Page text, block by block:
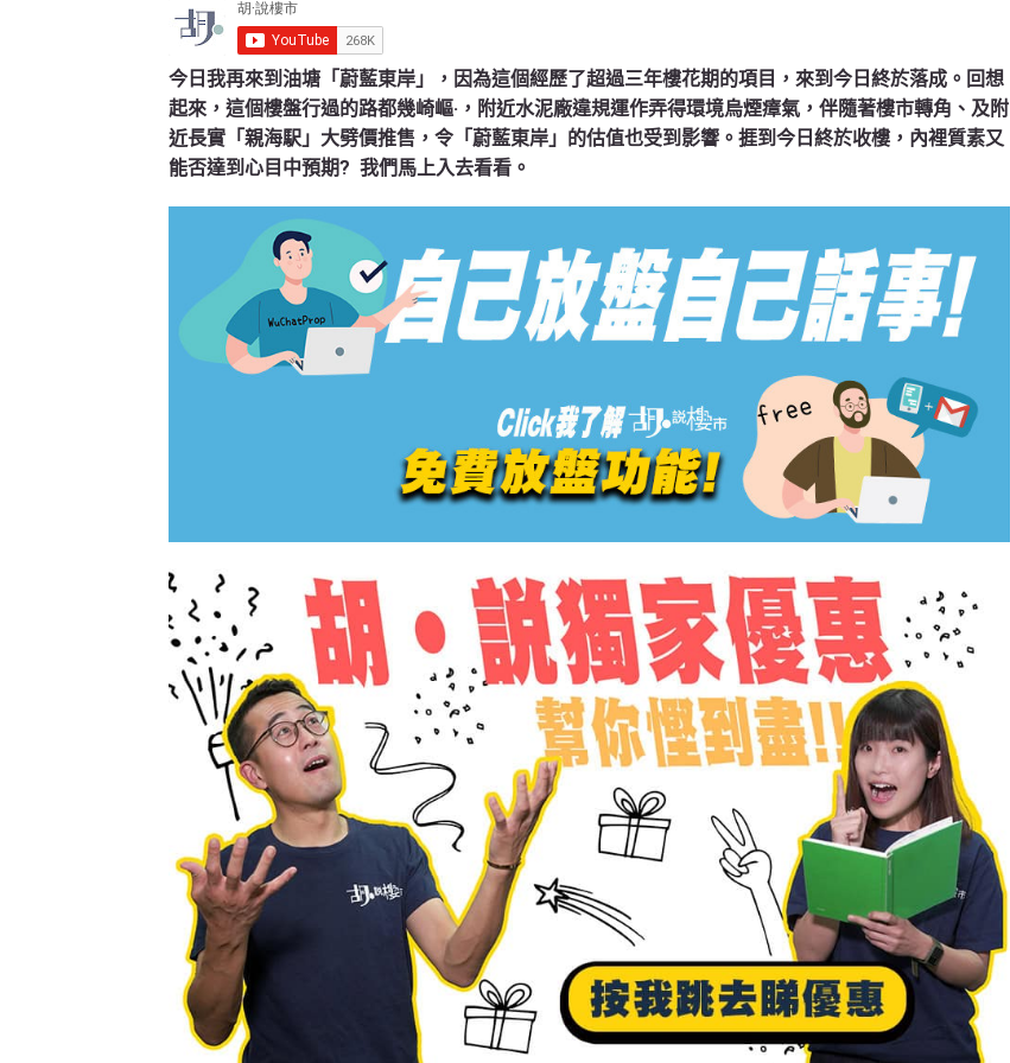
今日我再來到油塘「蔚藍東岸」，因為這個經歷了超過三年樓花期的項目，來到今日終於落成。回想
起來，這個樓盤行過的路都幾崎嶇·，附近水泥廠違規運作弄得環境烏煙瘴氣，伴隨著樓市轉角、及附
近長實「親海駅」大劈價推售，令「蔚藍東岸」的估值也受到影響。捱到今日終於收樓，內裡質素又
能否達到心目中預期? 我們馬上入去看看。